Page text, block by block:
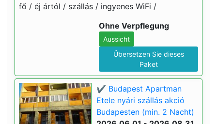
fő / éj ártól / szállás / ingyenes WiFi /
Ohne Verpflegung
Aussicht
Übersetzen Sie dieses
Paket
✔️ Budapest Apartman
Etele nyári szállás akció
Budapesten (min. 2 Nacht)